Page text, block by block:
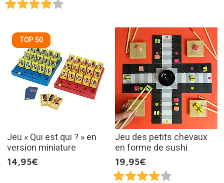
TOP 50
Jeu « Qui est qui ? » en
version miniature
14,95€
Jeu des petits chevaux
en forme de sushi
19,95€